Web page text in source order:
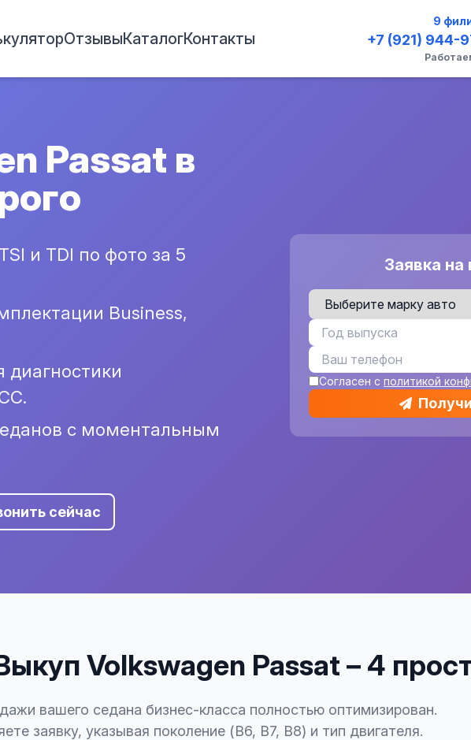
ОтзывыКаталогКонтакты
9
+7 (921) 944-
Passat в
и TDI по фото за 5
Business,
диагностики
с моментальным
сейчас
Заявка на
Согласен сполитикой
Volkswagen Passat – 4
вашего седана бизнес-класса полностью оптимизирован.
заявку, указывая поколение (B6, B7, B8) и тип двигателя.